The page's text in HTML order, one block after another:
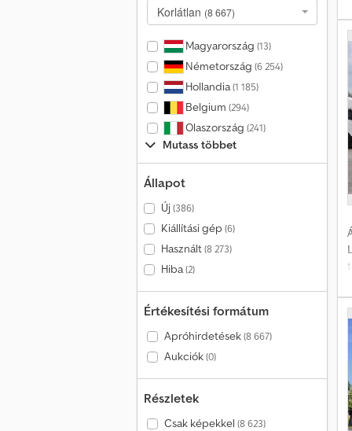
Korlátlan (8 667)
Magyarország (13)
Németország (6 254)
Hollandia(1 185)
Belgium (294)
Olaszország (241)
Mutass többet
Állapot
Új(386)
Kiállítási gép (6)
Használt(8 273)
Hiba(2)
Értékesítési formátum
Apróhirdetések(8 667)
Aukciók(0)
Részletek
Csak képekkel (8 623)